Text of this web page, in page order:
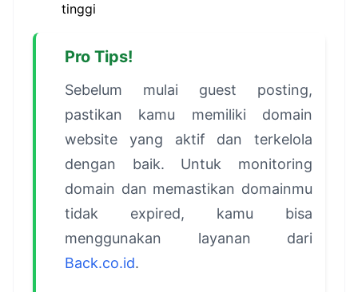
tinggi
Pro Tips!
Sebelum mulai guest posting,
pastikan kamu memiliki domain
website yang aktif dan terkelola
dengan baik. Untuk monitoring
domain dan memastikan domainmu
tidak expired, kamu bisa
menggunakan layanan dari
Back.co.id.